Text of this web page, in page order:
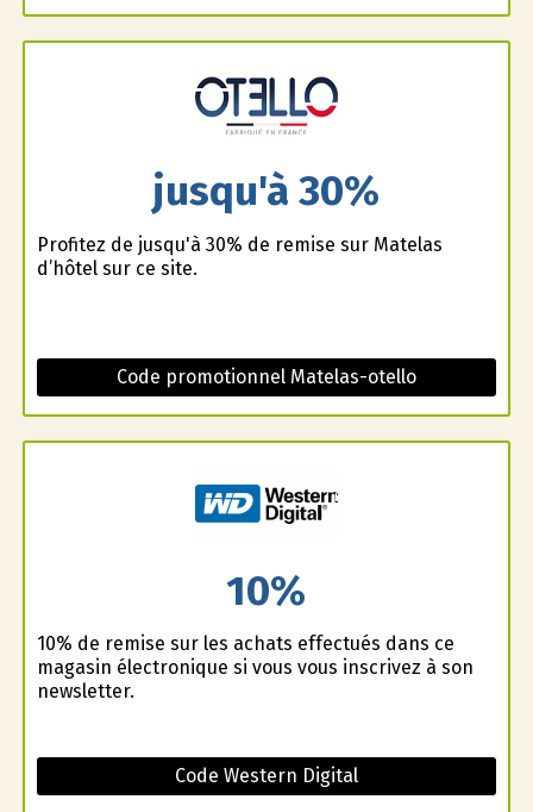
jusqu'à 30%
Profitez de jusqu'à 30% de remise sur Matelas
d’hôtel sur ce site.
Code promotionnel Matelas-otello
10%
10% de remise sur les achats effectués dans ce
magasin électronique si vous vous inscrivez à son
newsletter.
Code Western Digital